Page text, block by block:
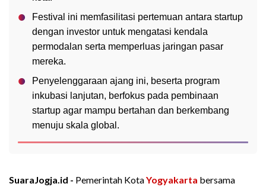
Festival ini memfasilitasi pertemuan antara startup
dengan investor untuk mengatasi kendala
permodalan serta memperluas jaringan pasar
mereka.
Penyelenggaraan ajang ini, beserta program
inkubasi lanjutan, berfokus pada pembinaan
startup agar mampu bertahan dan berkembang
menuju skala global.
SuaraJogja.id - Pemerintah KotaYogyakarta bersama